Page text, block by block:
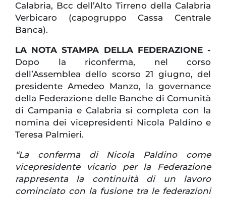
Calabria, Bcc dell’Alto Tirreno della Calabria
Verbicaro (capogruppo Cassa Centrale
Banca).
LA NOTA STAMPA DELLA FEDERAZIONE -
Dopo la riconferma, nel corso
dell’Assemblea dello scorso 21 giugno, del
presidente Amedeo Manzo, la governance
della Federazione delle Banche di Comunità
di Campania e Calabria si completa con la
nomina dei vicepresidenti Nicola Paldino e
Teresa Palmieri.
“La conferma di Nicola Paldino come
vicepresidente vicario per la Federazione
rappresenta la continuità di un lavoro
cominciato con la fusione tra le federazioni